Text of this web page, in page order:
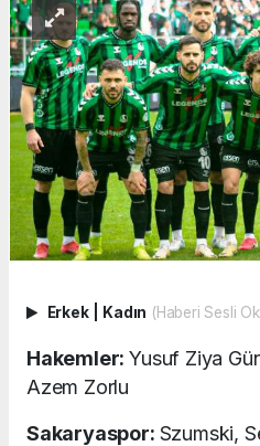
Erkek Kadın (Haberi Sesli
Hakemler:Yusuf Ziya
Azem Zorlu
Sakaryaspor: Szumski,